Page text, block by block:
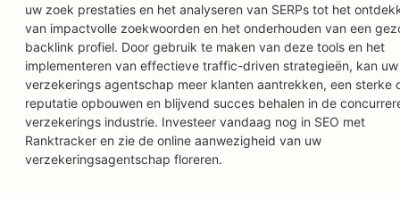
uw zoek prestaties en het analyseren van SERPs tot het
van impactvolle zoekwoorden en het onderhouden van een
backlink profiel. Door gebruik te maken van deze tools en het
implementeren van effectieve traffic-driven strategieën, kan uw
verzekerings agentschap meer klanten aantrekken, een sterke
reputatie opbouwen en blijvend succes behalen in de
verzekerings industrie. Investeer vandaag nog in SEO met
Ranktracker en zie de online aanwezigheid van uw
verzekeringsagentschap floreren.